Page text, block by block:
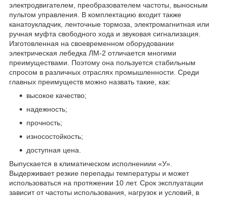
электродвигателем, преобразователем частоты, выносным
пультом управления. В комплектацию входит также
канатоукладчик, ленточные тормоза, электромагнитная или
ручная муфта свободного хода и звуковая сигнализация.
Изготовленная на своевременном оборудовании
электрическая лебедка ЛМ-2 отличается многими
преимуществами. Поэтому она пользуется стабильным
спросом в различных отраслях промышленности. Среди
главных преимуществ можно назвать такие, как:
высокое качество;
надежность;
прочность;
износостойкость;
доступная цена.
Выпускается в климатическом исполнениии «У».
Выдерживает резкие перепады температуры и может
использоваться на протяжении 10 лет. Срок эксплуатации
зависит от частоты использования, нагрузок и условий, в